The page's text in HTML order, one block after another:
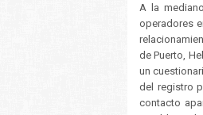
A la
operadores
de Puerto,
un
del registro
contacto